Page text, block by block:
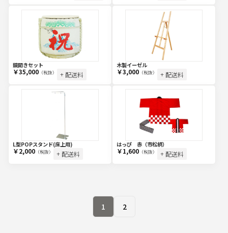
鏡開きセット
￥35,000（税抜） + 配送料
木製イーゼル
￥3,000（税抜） + 配送料
L型POPスタンド(床上用)
￥2,000（税抜） + 配送料
はっぴ 赤（市松柄）
￥1,600（税抜） + 配送料
1 2